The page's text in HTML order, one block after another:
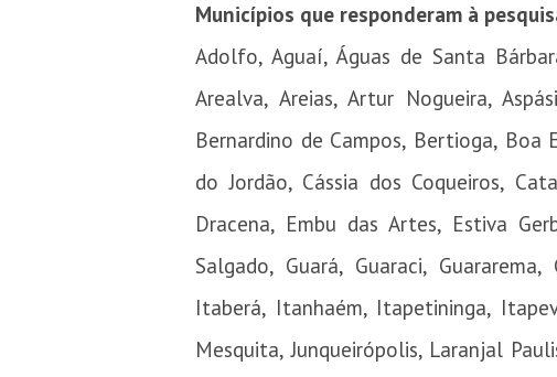
Municípios que responderam à
Adolfo, Aguaí, Águas de Santa
Arealva, Areias, Artur Nogueira,
Bernardino de Campos, Bertioga, Boa
do Jordão, Cássia dos Coqueiros,
Dracena, Embu das Artes, Estiva
Salgado, Guará, Guaraci,
Itaberá, Itanhaém, Itapetininga,
Mesquita, Junqueirópolis, Laranjal